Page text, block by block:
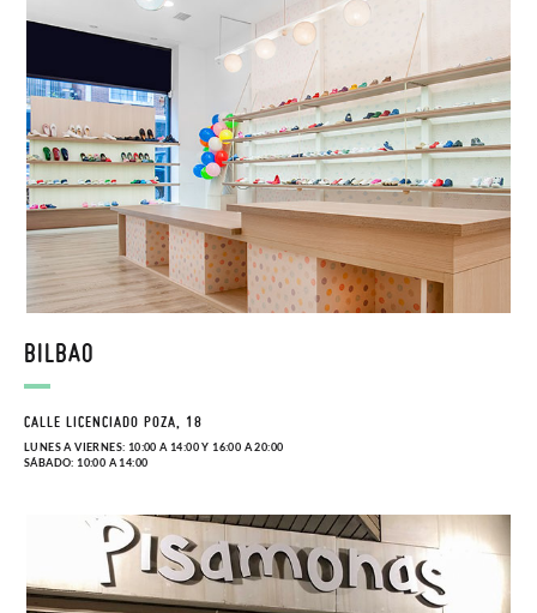
BILBAO
CALLE LICENCIADO POZA, 18
LUNES A VIERNES: 10:00 A 14:00 Y 16:00 A 20:00
SÁBADO: 10:00 A 14:00